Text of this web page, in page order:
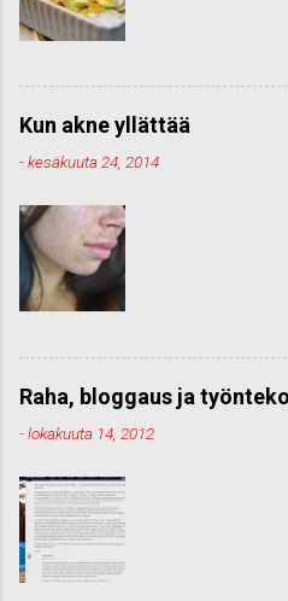
Kun akne yllättää
-kesäkuuta 24, 2014
Raha, bloggaus ja työnteko
-lokakuuta 14, 2012